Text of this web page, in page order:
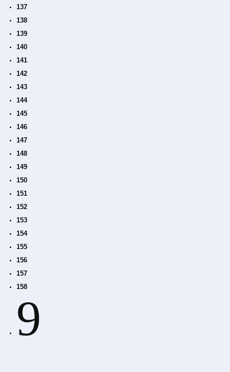
137
138
139
140
141
142
143
144
145
146
147
148
149
150
151
152
153
154
155
156
157
158
9